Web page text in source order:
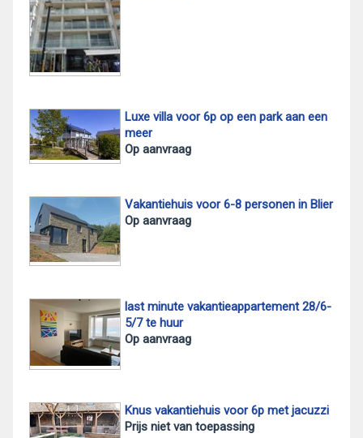
Luxe villa voor 6p op een park aan een
meer
Op aanvraag
Vakantiehuis voor 6-8 personen in Blier
Op aanvraag
last minute vakantieappartement 28/6-
5/7 te huur
Op aanvraag
Knus vakantiehuis voor 6p met jacuzzi
Prijs niet van toepassing